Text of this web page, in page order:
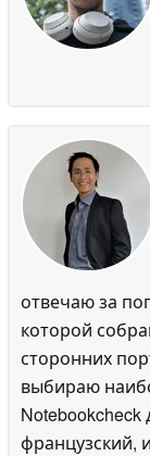
отвечаю за
которой
сторонних
выбираю
французский,